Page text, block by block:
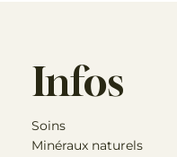
Les animaux
médicament
contacter
Infos
Soins
Minéraux naturels